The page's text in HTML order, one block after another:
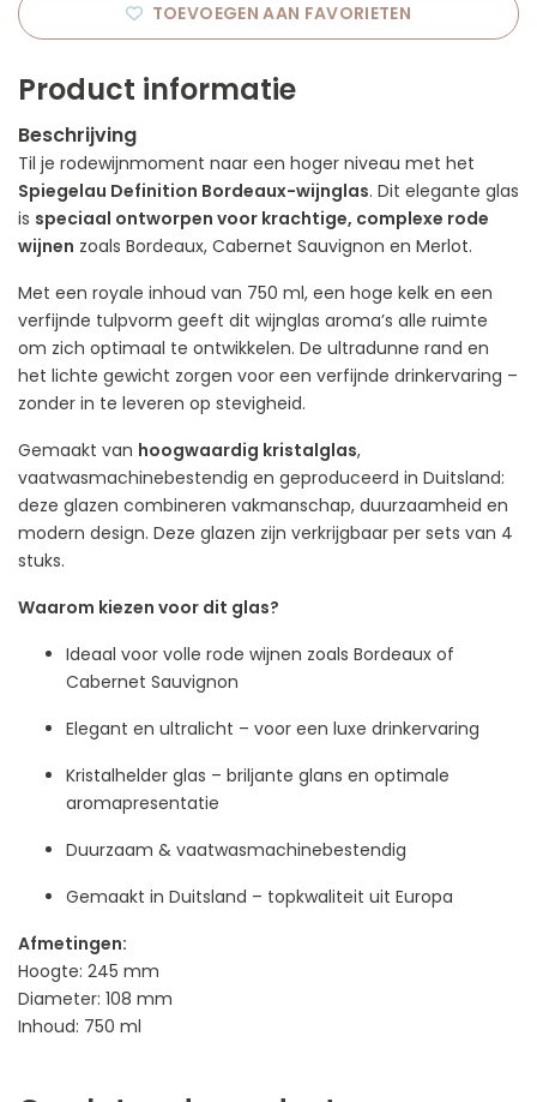
TOEVOEGEN AAN FAVORIETEN
Product informatie
Beschrijving
Til je rodewijnmoment naar een hoger niveau met het
Spiegelau Definition Bordeaux-wijnglas. Dit elegante glas
is speciaal ontworpen voor krachtige, complexe rode
wijnen zoals Bordeaux, Cabernet Sauvignon en Merlot.
Met een royale inhoud van 750 ml, een hoge kelk en een
verfijnde tulpvorm geeft dit wijnglas aroma’s alle ruimte
om zich optimaal te ontwikkelen. De ultradunne rand en
het lichte gewicht zorgen voor een verfijnde drinkervaring –
zonder in te leveren op stevigheid.
Gemaakt van hoogwaardig kristalglas,
vaatwasmachinebestendig en geproduceerd in Duitsland:
deze glazen combineren vakmanschap, duurzaamheid en
modern design. Deze glazen zijn verkrijgbaar per sets van 4
stuks.
Waarom kiezen voor dit glas?
Ideaal voor volle rode wijnen zoals Bordeaux of
Cabernet Sauvignon
Elegant en ultralicht – voor een luxe drinkervaring
Kristalhelder glas – briljante glans en optimale
aromapresentatie
Duurzaam & vaatwasmachinebestendig
Gemaakt in Duitsland – topkwaliteit uit Europa
Afmetingen:
Hoogte: 245 mm
Diameter: 108 mm
Inhoud: 750 ml